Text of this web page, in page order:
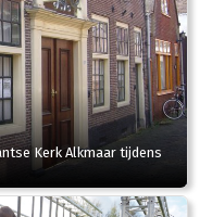
Kerk Alkmaar tijdens